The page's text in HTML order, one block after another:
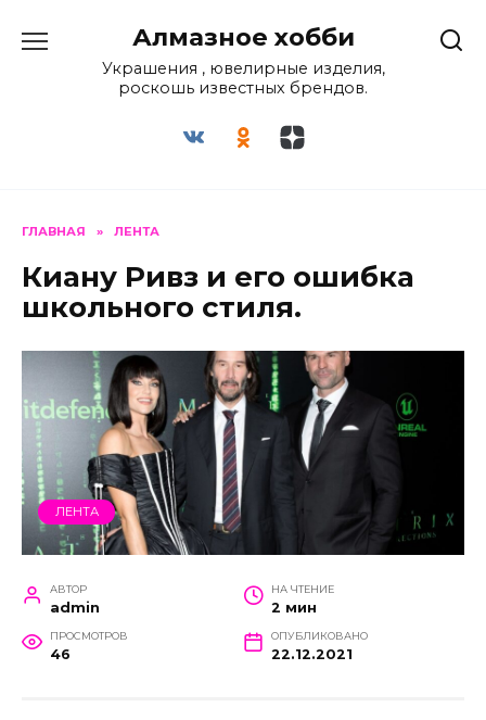
содержанию
Алмазное хобби
Украшения , ювелирные изделия,
роскошь известных брендов.
ГЛАВНАЯ » ЛЕНТА
Киану Ривз и его ошибка
школьного стиля.
ЛЕНТА
АВТОР
admin
НА ЧТЕНИЕ
2 мин
ПРОСМОТРОВ
46
ОПУБЛИКОВАНО
22.12.2021